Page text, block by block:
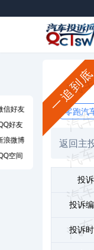
一追零跑汽
返回主
投
投诉
投诉
信好友
好友
浪微博
空间